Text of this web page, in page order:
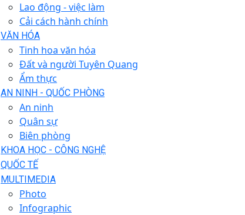
Lao động - việc làm
Cải cách hành chính
VĂN HÓA
Tinh hoa văn hóa
Đất và người Tuyên Quang
Ẩm thực
AN NINH - QUỐC PHÒNG
An ninh
Quân sự
Biên phòng
KHOA HỌC - CÔNG NGHỆ
QUỐC TẾ
MULTIMEDIA
Photo
Infographic